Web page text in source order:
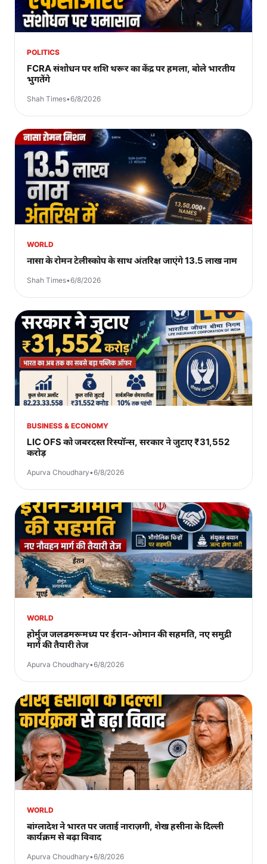
POLITICS
FCRA संशोधन पर शशि थरूर का केंद्र पर हमला, बोले भारतीय
भुगतेंगे
Shah Times•6/8/2026
WORLD
नासा के रोमन टेलीस्कोप के साथ अंतरिक्ष जाएंगे 13.5 लाख नाम
Shah Times•6/8/2026
BUSINESS & ECONOMY
LIC OFS को जबरदस्त रिस्पॉन्स, सरकार ने जुटाए ₹31,552
करोड़
Apurva Choudhary•6/8/2026
WORLD
होर्मुज जलडमरूमध्य पर ईरान-ओमान की सहमति, नए समुद्री
मार्ग की तैयारी तेज
Apurva Choudhary•6/8/2026
WORLD
बांग्लादेश ने भारत पर जताई नाराज़गी, शेख हसीना के दिल्ली
कार्यक्रम से बढ़ा विवाद
Apurva Choudhary•6/8/2026